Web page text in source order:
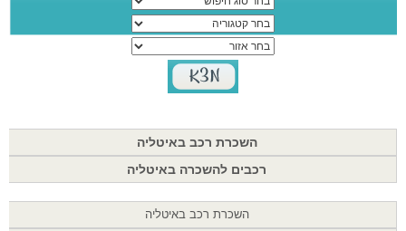
השכרת רכב באיטליה
רכבים להשכרה באיטליה
השכרת רכב באיטליה